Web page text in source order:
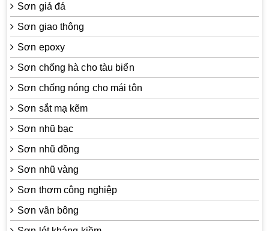
Sơn giả đá
Sơn giao thông
Sơn epoxy
Sơn chống hà cho tàu biển
Sơn chống nóng cho mái tôn
Sơn sắt mạ kẽm
Sơn nhũ bạc
Sơn nhũ đồng
Sơn nhũ vàng
Sơn thơm công nghiệp
Sơn vân bông